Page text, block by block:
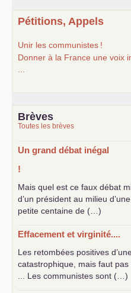
Pétitions, Appels
Unir les communistes !
Donner à la France une voix
Brèves
Toutes les brèves
Un grand débat inégal
!
Mais quel est ce faux débat
d’un président au milieu
petite centaine de (…)
Effacement et virginité....
Les retombées positives
catastrophique, mais faut
... Les communistes sont (…)